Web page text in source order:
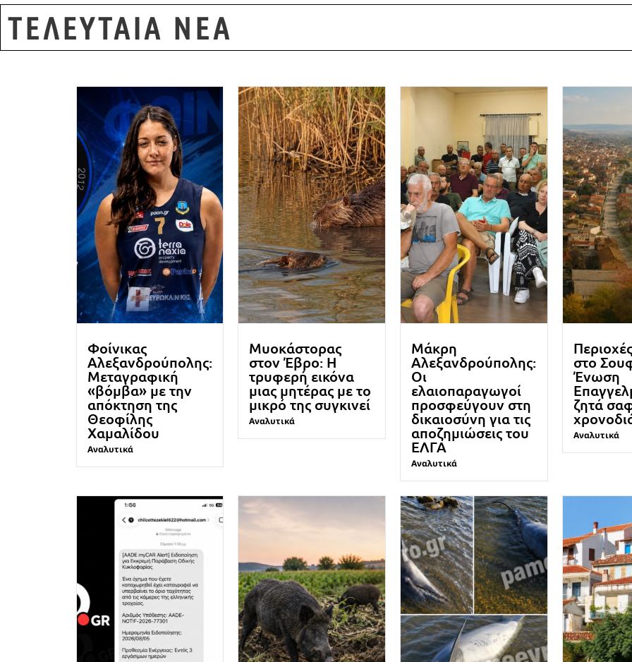
ΤΕΛΕΥΤΑΙΑ ΝΕΑ
Φοίνικας
Αλεξανδρούπολης:
Μεταγραφική
«βόμβα» με την
απόκτηση της
Θεοφίλης
Χαμαλίδου
Αναλυτικά
Μυοκάστορας
στον Έβρο: Η
τρυφερή εικόνα
μιας μητέρας με το
μικρό της συγκινεί
Αναλυτικά
Μάκρη
Αλεξανδρούπολης:
Οι
ελαιοπαραγωγοί
προσφεύγουν στη
δικαιοσύνη για τις
αποζημιώσεις του
ΕΛΓΑ
Αναλυτικά
στο
Ένωση
ζητά
Αναλυτικά